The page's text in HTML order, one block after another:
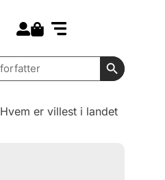
Search
Hvem er villest i landet